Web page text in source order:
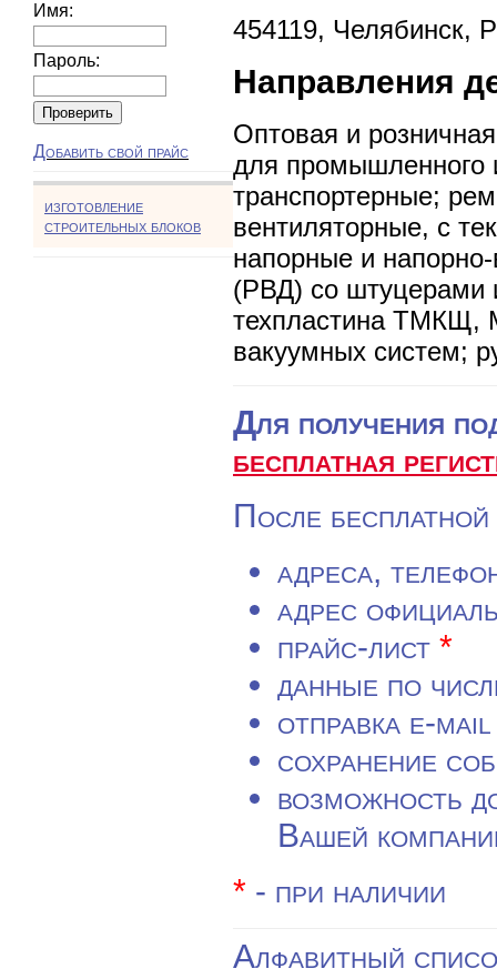
Имя:
Пароль:
Добавить свой прайс
изготовление
строительных блоков
454119, Челябинск,
Направления
Оптовая и
для промышленного
транспортерные;
вентиляторные, с
напорные и
(РВД) со штуцерами
техпластина ТМКЩ,
вакуумных систем;
Для получения
бесплатная
После
адреса,
адрес
прайс-лист *
данные по
отправка e-
сохранение
возможность
Вашей
* - при наличии
Алфавитный